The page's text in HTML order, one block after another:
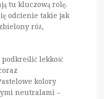
tu kluczową rolę.
odcienie takie jak
róż,
lekkość
kolory
neutralami –